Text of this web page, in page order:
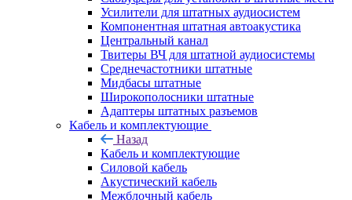
Усилители для штатных аудиосистем
Компонентная штатная автоакустика
Центральный канал
Твитеры ВЧ для штатной аудиосистемы
Среднечастотники штатные
Мидбасы штатные
Широкополосники штатные
Адаптеры штатных разъемов
Кабель и комплектующие
Назад
Кабель и комплектующие
Силовой кабель
Акустический кабель
Межблочный кабель